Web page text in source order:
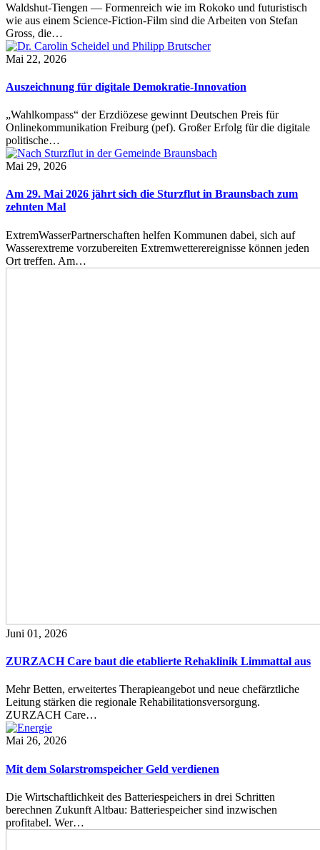
Waldshut-Tiengen — Formenreich wie im Rokoko und futuristisch
wie aus einem Science-Fiction-Film sind die Arbeiten von Stefan
Gross, die…
Mai 22, 2026
Auszeichnung für digitale Demokratie-Innovation
„Wahlkompass“ der Erzdiözese gewinnt Deutschen Preis für
Onlinekommunikation Freiburg (pef). Großer Erfolg für die digitale
politische…
Mai 29, 2026
Am 29. Mai 2026 jährt sich die Sturzflut in Braunsbach zum
zehnten Mal
ExtremWasserPartnerschaften helfen Kommunen dabei, sich auf
Wasserextreme vorzubereiten Extremwetterereignisse können jeden
Ort treffen. Am…
Juni 01, 2026
ZURZACH Care baut die etablierte Rehaklinik Limmattal aus
Mehr Betten, erweitertes Therapieangebot und neue chefärztliche
Leitung stärken die regionale Rehabilitationsversorgung.
ZURZACH Care…
Mai 26, 2026
Mit dem Solarstromspeicher Geld verdienen
Die Wirtschaftlichkeit des Batteriespeichers in drei Schritten
berechnen Zukunft Altbau: Batteriespeicher sind inzwischen
profitabel. Wer…